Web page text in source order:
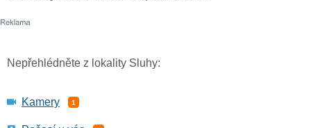
Nepřehlédněte z lokality Sluhy:
Kamery 1